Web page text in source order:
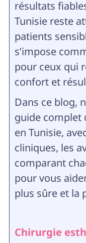
résultats
Tunisie reste
patients
s’impose
pour ceux qui
confort et
Dans ce blog,
guide complet
en Tunisie,
cliniques, les
comparant
pour vous
plus sûre et la
Chirurgie